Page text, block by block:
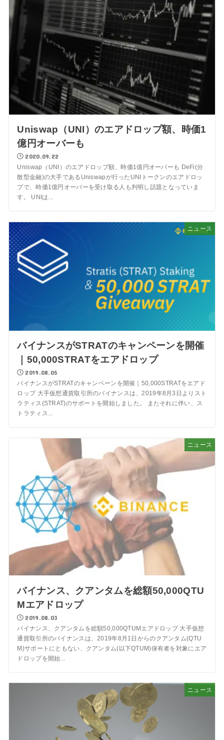
Uniswap（UNI）のエアドロップ額、時価1
億円オーバーも
2020.09.22
Uniswap（UNI）のエアドロップ額、時価1億円オーバーも DeFi(分
散型金融)の大手であるUniswapが行ったUNIトークンのエアドロッ
プで、時価1億円オーバーを受け取る人も判明し話題となっていま
す。 UNIは...
ニュース
バイナンスがSTRATのキャンペーンを開催
｜50,000STRATをエアドロップ
2019.08.05
バイナンスがSTRATのキャンペーンを開催｜50,000STRATをエアド
ロップ 大手仮想通貨取引所のバイナンスは、2019年8月3日よりスト
ラティス(STRAT)のサポートを開始しました。 またそれに伴い、ス
トラティス...
ニュース
バイナンス、クアンタムを総額50,000QTU
Mエアドロップ
2019.08.03
バイナンス、クアンタムを総額50,000QTUMエアドロップ 大手仮想
通貨取引所のバイナンスは、2019年8月1日からのクアンタム(QTU
M)サポートにともない、クアンタム(以下QTUM)保有者を対象にエア
ドロップを開始...
ニュース